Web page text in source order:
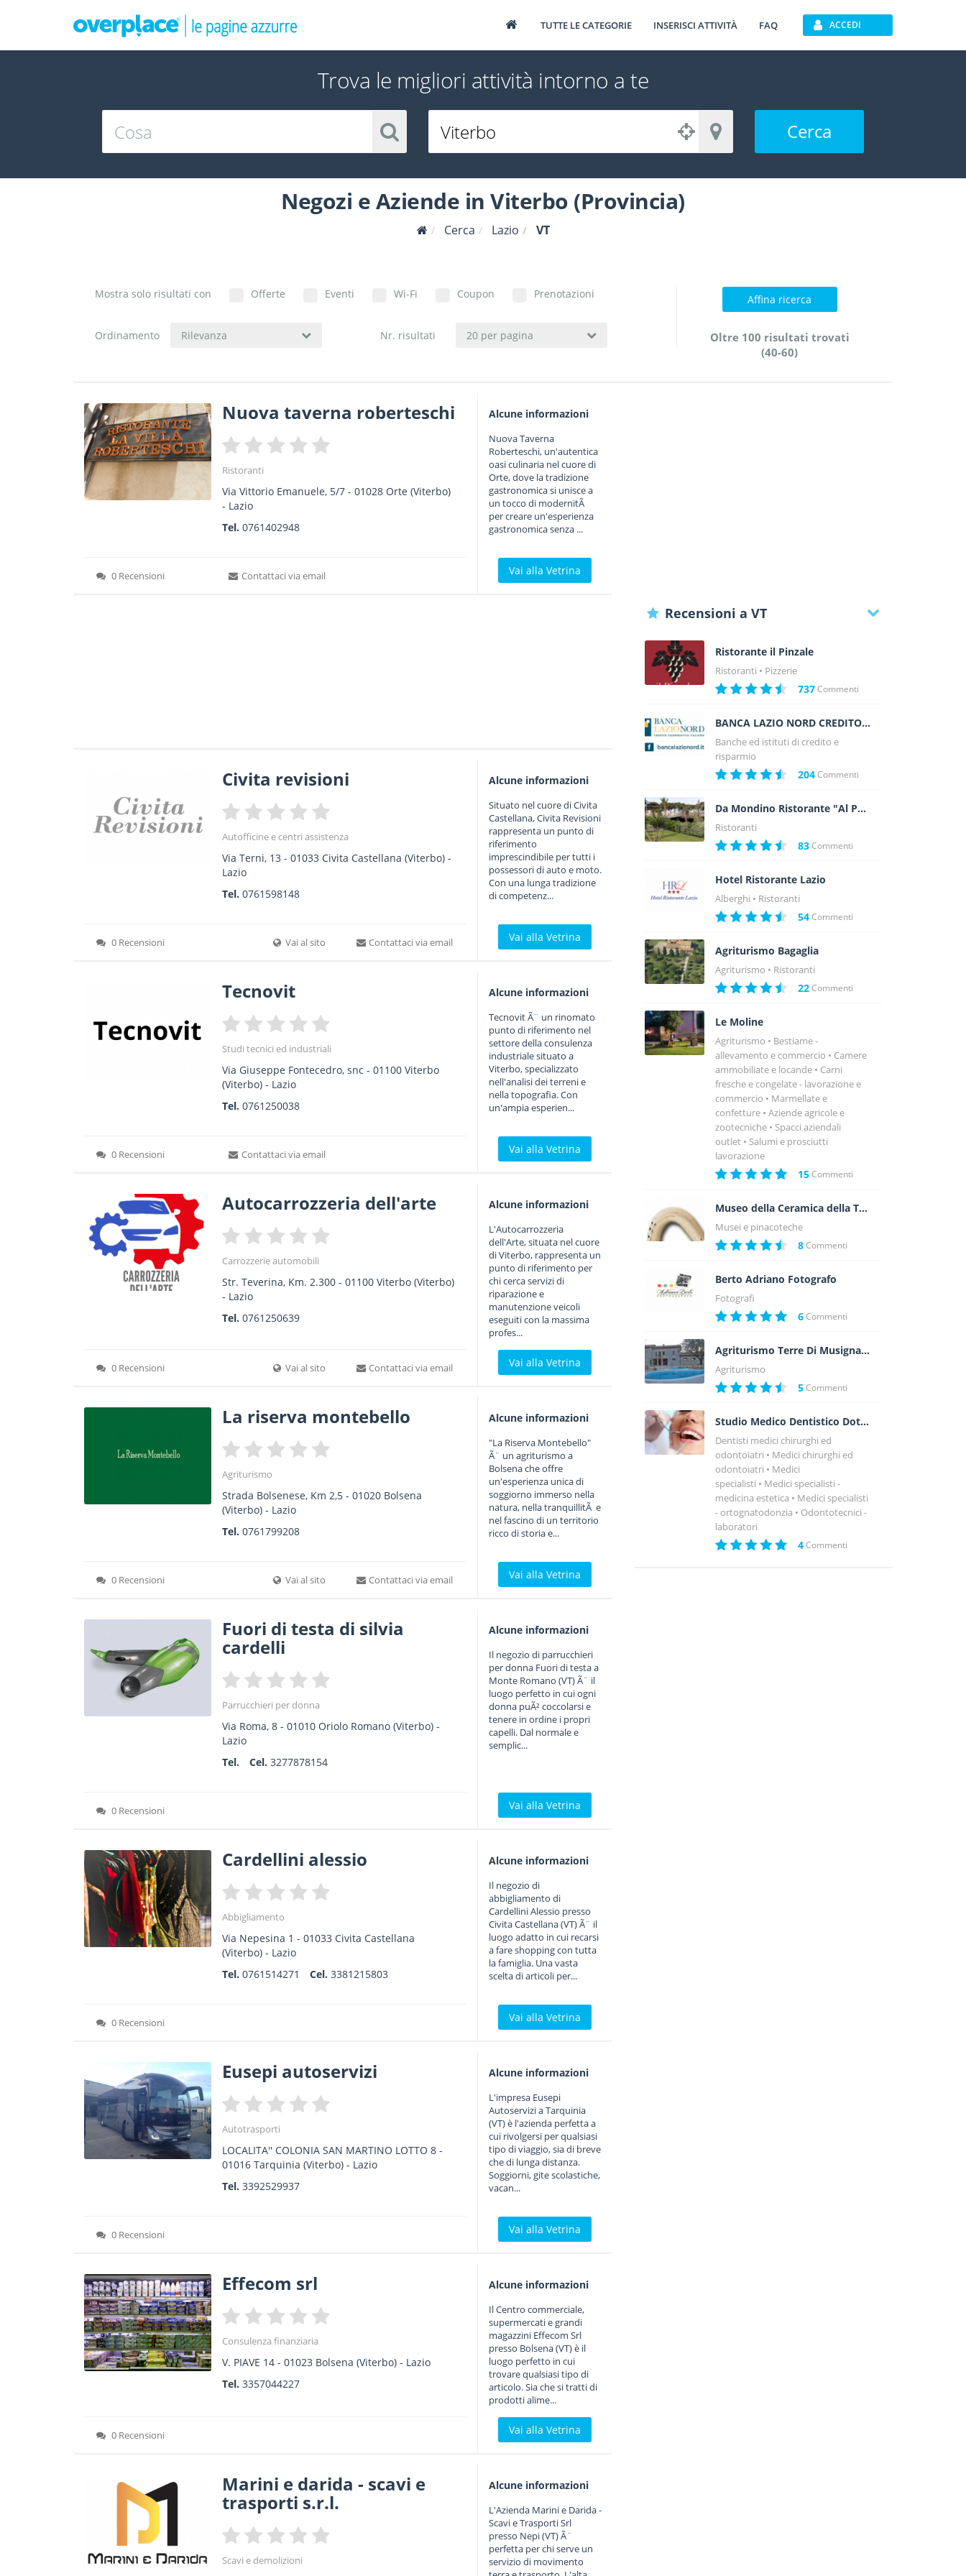
TUTTE LE CATEGORIE INSERISCI ATTIVITÀ FAQ ACCEDI
Trova le migliori attività intorno a te
Cerca
Negozi e Aziende in Viterbo (Provincia)
Cerca Lazio VT
Mostra solo risultati con Offerte Eventi Wi-Fi Coupon Prenotazioni
Ordinamento Rilevanza Nr. risultati 20 per pagina
Affina ricerca
Oltre 100 risultati trovati
(40-60)
Nuova taverna roberteschi
Ristoranti
Via Vittorio Emanuele, 5/7 -01028 Orte (Viterbo)
- Lazio
Tel.0761402948
0 Recensioni Contattaci via email
Alcune informazioni
Nuova Taverna
Roberteschi, un'autentica
oasi culinaria nel cuore di
Orte, dove la tradizione
gastronomica si unisce a
un tocco di modernitÃ
per creare un'esperienza
gastronomica senza ...
Vai alla Vetrina
Civita revisioni
Autofficine e centri assistenza
Via Terni, 13 -01033 Civita Castellana (Viterbo) -
Lazio
Tel.0761598148
0 Recensioni Vai al sito Contattaci via email
Alcune informazioni
Situato nel cuore di Civita
Castellana, Civita Revisioni
rappresenta un punto di
riferimento
imprescindibile per tutti i
possessori di auto e moto.
Con una lunga tradizione
di competenz...
Vai alla Vetrina
Tecnovit
Studi tecnici ed industriali
Via Giuseppe Fontecedro, snc -01100 Viterbo
(Viterbo) - Lazio
Tel.0761250038
0 Recensioni Contattaci via email
Alcune informazioni
Tecnovit Ã¨ un rinomato
punto di riferimento nel
settore della consulenza
industriale situato a
Viterbo, specializzato
nell'analisi dei terreni e
nella topografia. Con
un'ampia esperien...
Vai alla Vetrina
Autocarrozzeria dell'arte
Carrozzerie automobili
Str. Teverina, Km. 2.300 -01100 Viterbo (Viterbo)
- Lazio
Tel.0761250639
0 Recensioni Vai al sito Contattaci via email
Alcune informazioni
L'Autocarrozzeria
dell'Arte, situata nel cuore
di Viterbo, rappresenta un
punto di riferimento per
chi cerca servizi di
riparazione e
manutenzione veicoli
eseguiti con la massima
profes...
Vai alla Vetrina
La riserva montebello
Agriturismo
Strada Bolsenese, Km 2,5 -01020 Bolsena
(Viterbo) - Lazio
Tel.0761799208
0 Recensioni Vai al sito Contattaci via email
Alcune informazioni
"La Riserva Montebello"
Ã¨ un agriturismo a
Bolsena che offre
un'esperienza unica di
soggiorno immerso nella
natura, nella tranquillitÃ e
nel fascino di un territorio
ricco di storia e...
Vai alla Vetrina
Fuori di testa di silvia
cardelli
Parrucchieri per donna
Via Roma, 8 -01010 Oriolo Romano (Viterbo) -
Lazio
Tel.
Cel.3277878154
0 Recensioni
Alcune informazioni
Il negozio di parrucchieri
per donna Fuori di testa a
Monte Romano (VT) Ã¨ il
luogo perfetto in cui ogni
donna puÃ² coccolarsi e
tenere in ordine i propri
capelli. Dal normale e
semplic...
Vai alla Vetrina
Cardellini alessio
Abbigliamento
Via Nepesina 1 -01033 Civita Castellana
(Viterbo) - Lazio
Tel.0761514271 Cel.3381215803
0 Recensioni
Alcune informazioni
Il negozio di
abbigliamento di
Cardellini Alessio presso
Civita Castellana (VT) Ã¨ il
luogo adatto in cui recarsi
a fare shopping con tutta
la famiglia. Una vasta
scelta di articoli per...
Vai alla Vetrina
Eusepi autoservizi
Autotrasporti
LOCALITA'' COLONIA SAN MARTINO LOTTO 8 -
01016 Tarquinia (Viterbo) - Lazio
Tel.3392529937
0 Recensioni
Alcune informazioni
L'impresa Eusepi
Autoservizi a Tarquinia
(VT) è l'azienda perfetta a
cui rivolgersi per qualsiasi
tipo di viaggio, sia di breve
che di lunga distanza.
Soggiorni, gite scolastiche,
vacan...
Vai alla Vetrina
Effecom srl
Consulenza finanziaria
V. PIAVE 14 -01023 Bolsena (Viterbo) - Lazio
Tel.3357044227
0 Recensioni
Alcune informazioni
Il Centro commerciale,
supermercati e grandi
magazzini Effecom Srl
presso Bolsena (VT) è il
luogo perfetto in cui
trovare qualsiasi tipo di
articolo. Sia che si tratti di
prodotti alime...
Vai alla Vetrina
Marini e darida - scavi e
trasporti s.r.l.
Scavi e demolizioni
Alcune informazioni
L'Azienda Marini e Darida -
Scavi e Trasporti Srl
presso Nepi (VT) Ã¨
perfetta per chi serve un
servizio di movimento
Recensioni a VT
Ristorante il Pinzale
Ristoranti Pizzerie
737Commenti
BANCA LAZIO NORD CREDITO COOPERATIVO
Banche ed istituti di credito e
risparmio
204Commenti
Da Mondino Ristorante "Al Passo del Cacciatore"
Ristoranti
83Commenti
Hotel Ristorante Lazio
Alberghi Ristoranti
54Commenti
Agriturismo Bagaglia
Agriturismo Ristoranti
22Commenti
Le Moline
Agriturismo
Bestiame -
allevamento e commercio
Camere
ammobiliate e locande
Carni
fresche e congelate - lavorazione e
commercio
Marmellate e
confetture
Aziende agricole e
zootecniche
Spacci aziendali
outlet
Salumi e prosciutti
lavorazione
15Commenti
Museo della Ceramica della Tuscia
Musei e pinacoteche
8Commenti
Berto Adriano Fotografo
Fotografi
6Commenti
Agriturismo Terre Di Musignano
Agriturismo
5Commenti
Studio Medico Dentistico Dott. Agostino Balerna
Dentisti medici chirurghi ed
odontoiatri
Medici chirurghi ed
odontoiatri
Medici
specialisti
Medici specialisti -
medicina estetica
Medici specialisti
- ortognatodonzia
Odontotecnici -
laboratori
4Commenti